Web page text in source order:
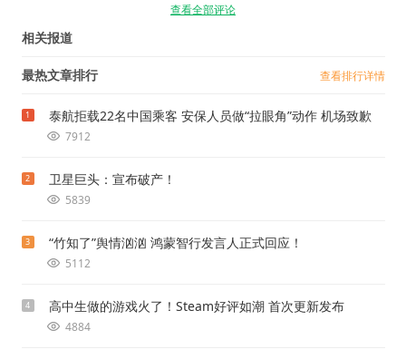
查看全部评论
相关报道
最热文章排行 查看排行详情
1 泰航拒载22名中国乘客 安保人员做“拉眼角”动作 机场致歉
7912
2 卫星巨头：宣布破产！
5839
3 “竹知了”舆情汹汹 鸿蒙智行发言人正式回应！
5112
4 高中生做的游戏火了！Steam好评如潮 首次更新发布
4884